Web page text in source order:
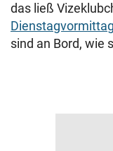
das ließ
sind an Bord, wie